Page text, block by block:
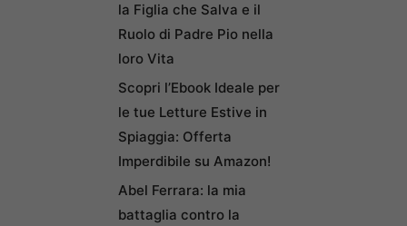
la Figlia che Salva e il
Ruolo di Padre Pio nella
loro Vita
Scopri l’Ebook Ideale per
le tue Letture Estive in
Spiaggia: Offerta
Imperdibile su Amazon!
Abel Ferrara: la mia
battaglia contro la